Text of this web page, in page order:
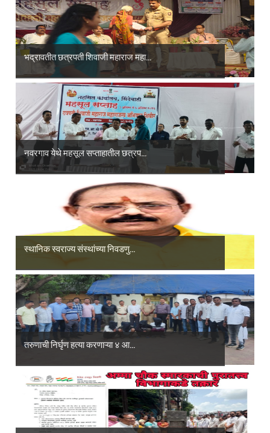
भद्रावतीत छत्रपती शिवाजी महाराज महा...
नवरगाव येथे महसूल सप्ताहातील छत्रप...
स्थानिक स्वराज्य संस्थांच्या निवडणु...
तरुणाची निर्घृण हत्या करणाऱ्या ४ आ...